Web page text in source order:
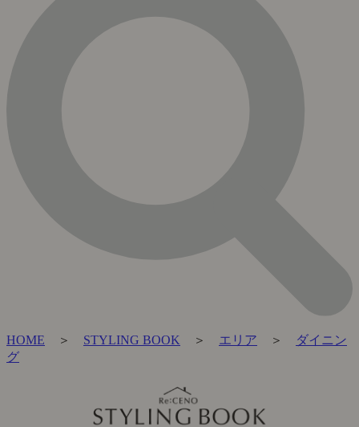
HOME ＞ STYLING BOOK ＞ エリア ＞
ダイニン
グ